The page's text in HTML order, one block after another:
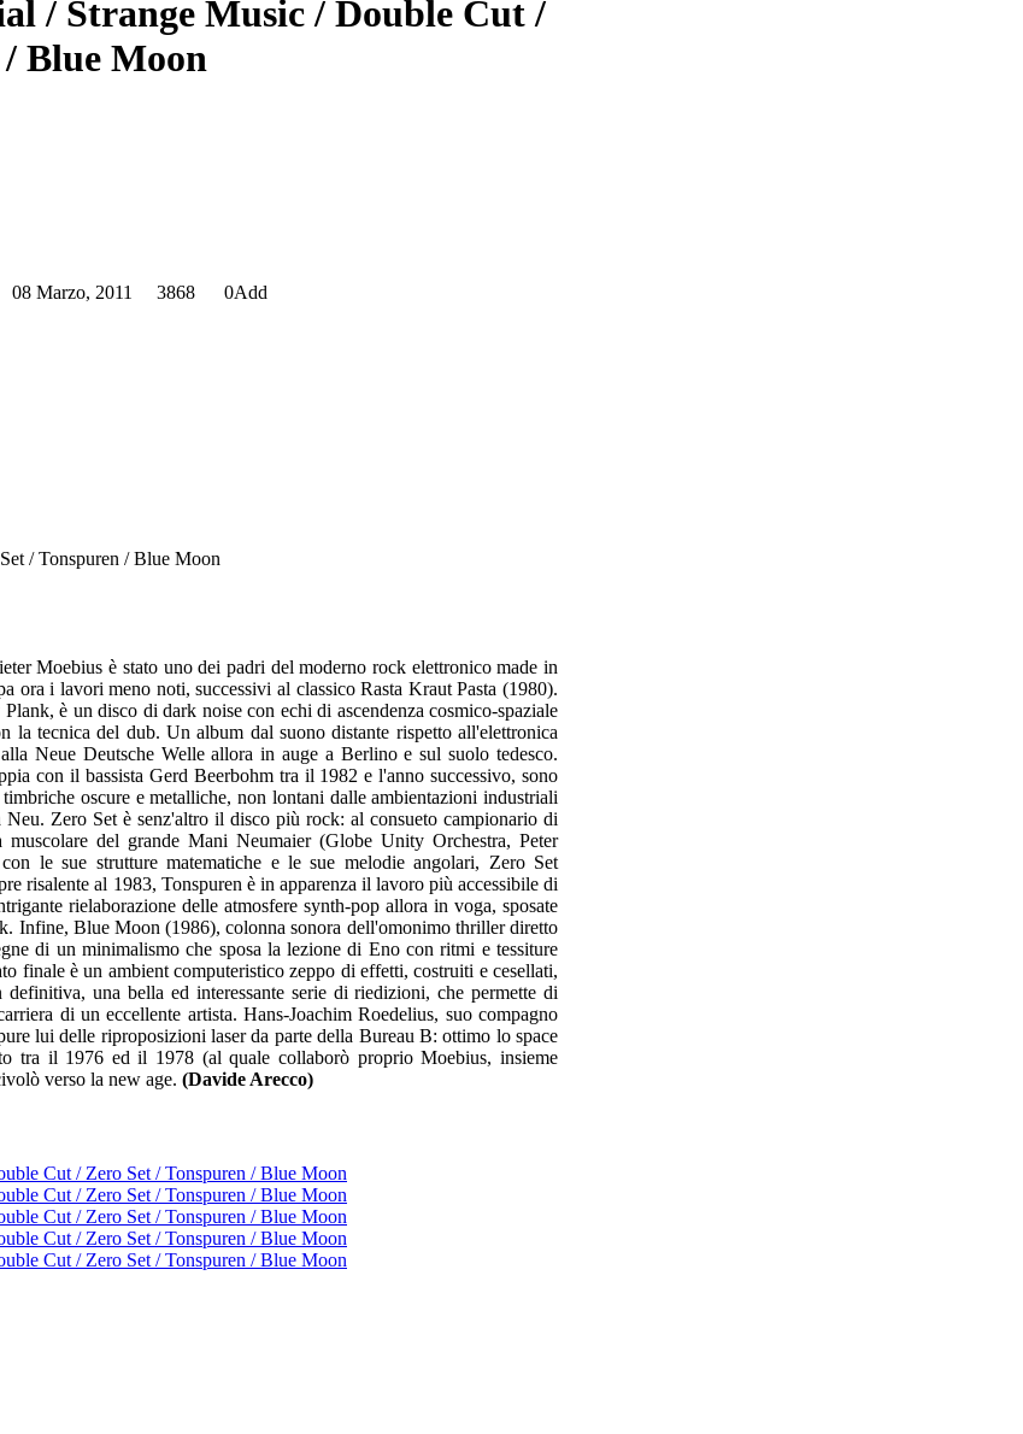
Marzo, 2011 3868 0Add
/ Tonspuren / Blue Moon
Moebius è stato uno dei padri del moderno rock elettronico made in
ora i lavori meno noti, successivi al classico Rasta Kraut Pasta (1980).
è un disco di dark noise con echi di ascendenza cosmico-spaziale
la tecnica del dub. Un album dal suono distante rispetto all'elettronica
Neue Deutsche Welle allora in auge a Berlino e sul suolo tedesco.
con il bassista Gerd Beerbohm tra il 1982 e l'anno successivo, sono
oscure e metalliche, non lontani dalle ambientazioni industriali
Zero Set è senz'altro il disco più rock: al consueto campionario di
del grande Mani Neumaier (Globe Unity Orchestra, Peter
le sue strutture matematiche e le sue melodie angolari, Zero Set
risalente al 1983, Tonspuren è in apparenza il lavoro più accessibile di
rielaborazione delle atmosfere synth-pop allora in voga, sposate
Infine, Blue Moon (1986), colonna sonora dell'omonimo thriller diretto
di un minimalismo che sposa la lezione di Eno con ritmi e tessiture
finale è un ambient computeristico zeppo di effetti, costruiti e cesellati,
una bella ed interessante serie di riedizioni, che permette di
di un eccellente artista. Hans-Joachim Roedelius, suo compagno
lui delle riproposizioni laser da parte della Bureau B: ottimo lo space
tra il 1976 ed il 1978 (al quale collaborò proprio Moebius, insieme
verso la new age. (Davide Arecco)